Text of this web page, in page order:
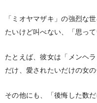
「ミオヤマザキ」の強烈な
たいけど叫べない、「思っ
たとえば、彼女は「メンヘ
だけ、愛されたいだけの女
その他にも、「後悔した数